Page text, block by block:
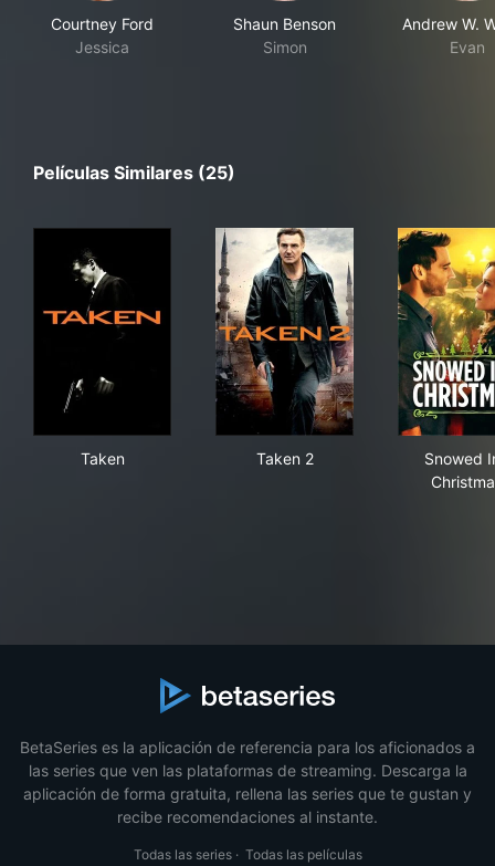
Courtney Ford
Jessica
Shaun Benson
Simon
Andrew W.
Evan
Películas Similares (25)
Taken Taken 2
Snowed
BetaSeries es la aplicación de referencia para los aficionados a
las series que ven las plataformas de streaming. Descarga la
aplicación de forma gratuita, rellena las series que te gustan y
recibe recomendaciones al instante.
Todas las series· Todas las películas